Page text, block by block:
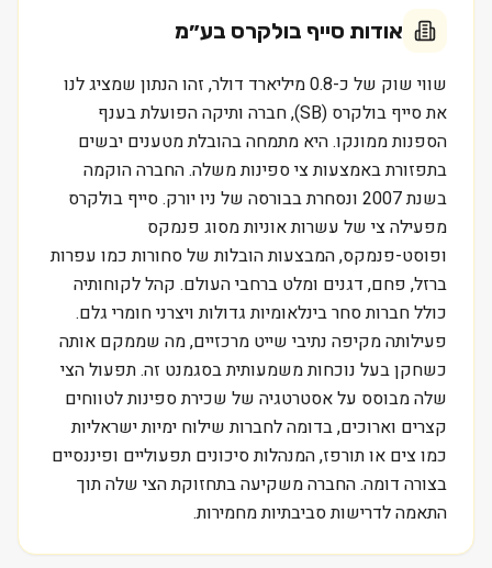
אודות סייף בולקרס בע״מ
שווי שוק של כ-0.8 מיליארד דולר, זהו הנתון שמציג לנו
את סייף בולקרס (SB), חברה ותיקה הפועלת בענף
הספנות ממונקו. היא מתמחה בהובלת מטענים יבשים
בתפזורת באמצעות צי ספינות משלה. החברה הוקמה
בשנת 2007 ונסחרת בבורסה של ניו יורק. סייף בולקרס
מפעילה צי של עשרות אוניות מסוג פנמקס
ופוסט-פנמקס, המבצעות הובלות של סחורות כמו עפרות
ברזל, פחם, דגנים ומלט ברחבי העולם. קהל לקוחותיה
כולל חברות סחר בינלאומיות גדולות ויצרני חומרי גלם.
פעילותה מקיפה נתיבי שייט מרכזיים, מה שממקם אותה
כשחקן בעל נוכחות משמעותית בסגמנט זה. תפעול הצי
שלה מבוסס על אסטרטגיה של שכירת ספינות לטווחים
קצרים וארוכים, בדומה לחברות שילוח ימיות ישראליות
כמו צים או תורפז, המנהלות סיכונים תפעוליים ופיננסיים
בצורה דומה. החברה משקיעה בתחזוקת הצי שלה תוך
התאמה לדרישות סביבתיות מחמירות.